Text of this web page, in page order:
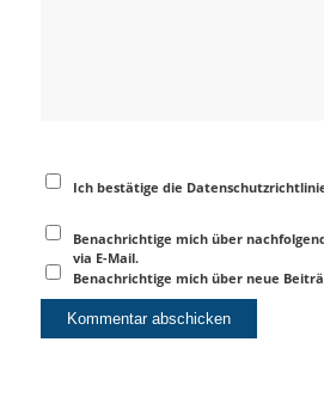
Ich bestätige die
Benachrichtige mich über
via E-Mail.
Benachrichtige mich über neue